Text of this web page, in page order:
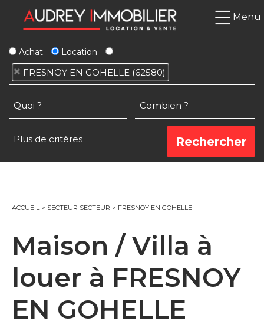
Menu
Achat Location
FRESNOY EN GOHELLE (62580)
ACCUEIL> SECTEUR SECTEUR > FRESNOY EN GOHELLE
Maison / Villa à
louer à FRESNOY
EN GOHELLE